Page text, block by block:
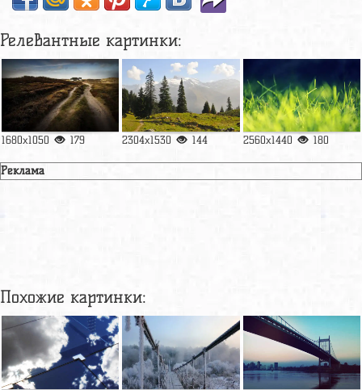
Релевантные картинки:
1680x1050 179 2304x1530 144 2560x1440 180
Реклама
Похожие картинки: